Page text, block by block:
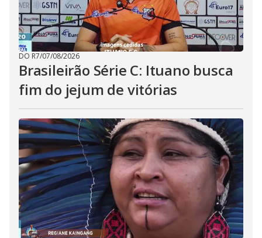
DO R7/07/08/2026
Brasileirão Série C: Ituano busca
fim do jejum de vitórias